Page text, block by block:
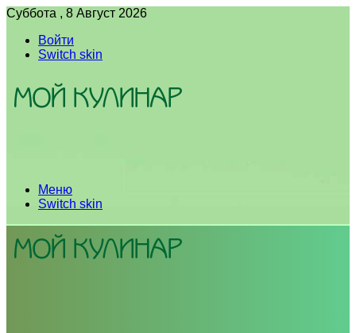
Суббота , 8 Август 2026
Войти
Switch skin
Меню
Switch skin